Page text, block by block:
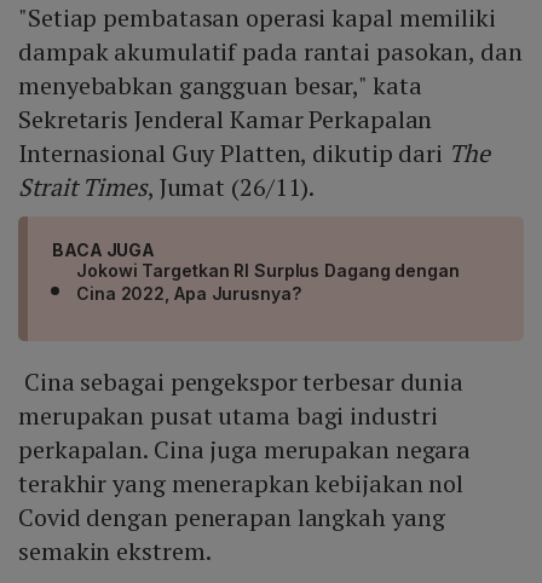
"Setiap pembatasan operasi kapal memiliki
dampak akumulatif pada rantai pasokan, dan
menyebabkan gangguan besar," kata
Sekretaris Jenderal Kamar Perkapalan
Internasional Guy Platten, dikutip dari The
Strait Times, Jumat (26/11).
BACA JUGA
Jokowi Targetkan RI Surplus Dagang dengan
Cina 2022, Apa Jurusnya?
Cina sebagai pengekspor terbesar dunia
merupakan pusat utama bagi industri
perkapalan. Cina juga merupakan negara
terakhir yang menerapkan kebijakan nol
Covid dengan penerapan langkah yang
semakin ekstrem.